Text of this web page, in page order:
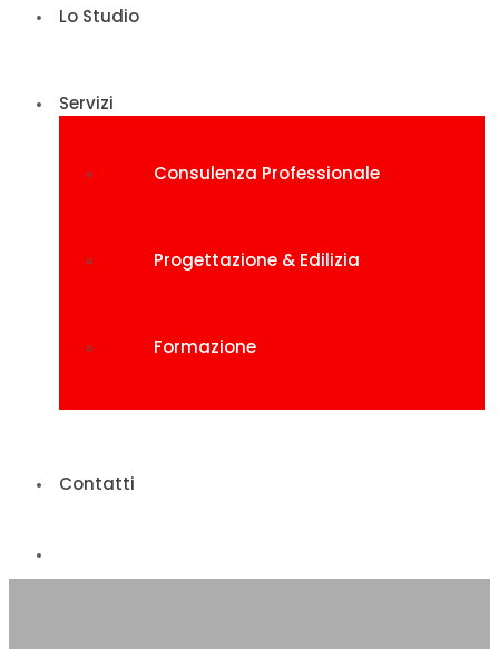
Lo Studio
Servizi
Consulenza Professionale
Progettazione & Edilizia
Formazione
Contatti